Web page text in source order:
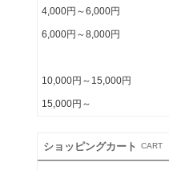
4,000円～6,000円
6,000円～8,000円
10,000円～15,000円
15,000円～
ショッピングカート CART